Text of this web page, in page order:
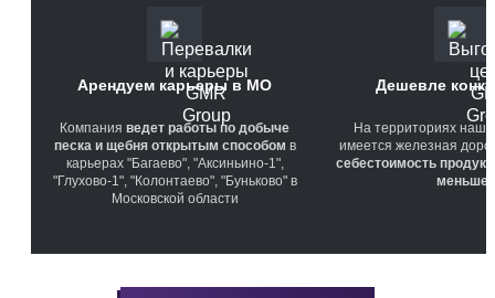
Арендуем карьеры в МО
Компания ведет работы по добыче
песка и щебня открытым способом в
карьерах "Багаево", "Аксиньино-1",
"Глухово-1", "Колонтаево", "Буньково" в
Московской области
Дешевле
На территориях
имеется железная
себестоимость
меньше